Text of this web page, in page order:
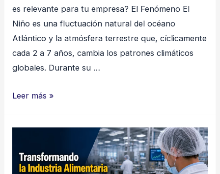
es relevante para tu empresa? El Fenómeno El
Niño es una fluctuación natural del océano
Atlántico y la atmósfera terrestre que, cíclicamente
cada 2 a 7 años, cambia los patrones climáticos
globales. Durante su …
Cómo
para
Prevenir
Leer más »